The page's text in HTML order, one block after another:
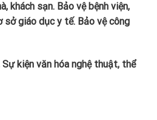
khách sạn. Bảo vệ bệnh viện,
sở giáo dục y tế. Bảo vệ công
Sự kiện văn hóa nghệ thuật, thể